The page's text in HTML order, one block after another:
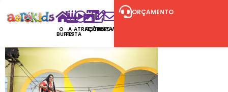
O
BUFFET
A
FESTA
ATRAÇÕES
FESTAS
CONTATO
RSVP
ORÇAMENTO